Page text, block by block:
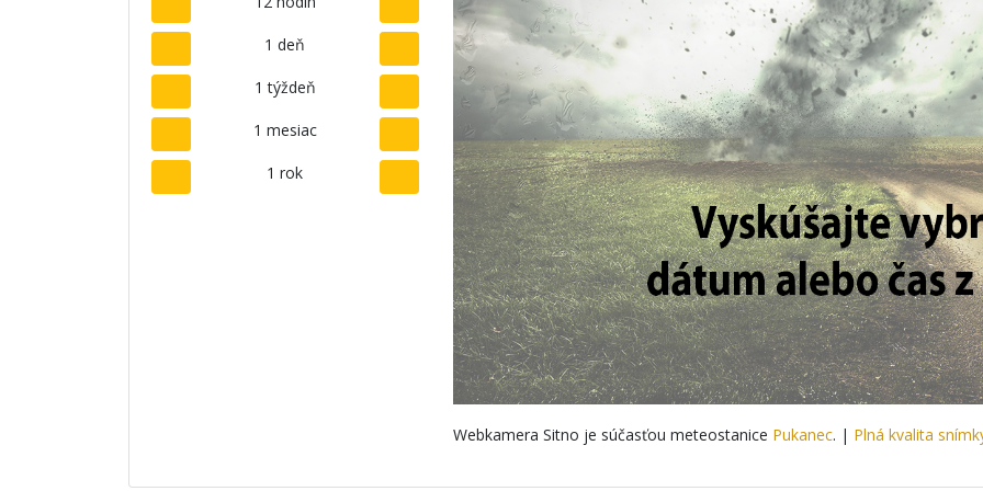
1 deň
1 týždeň
1 mesiac
1 rok
Webkamera Sitno je súčasťou meteostanice Pukanec. | Plná kvalita